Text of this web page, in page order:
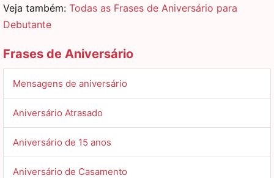
Veja também: Todas as Frases de Aniversário para
Debutante
Frases de Aniversário
Mensagens de aniversário
Aniversário Atrasado
Aniversário de 15 anos
Aniversário de Casamento